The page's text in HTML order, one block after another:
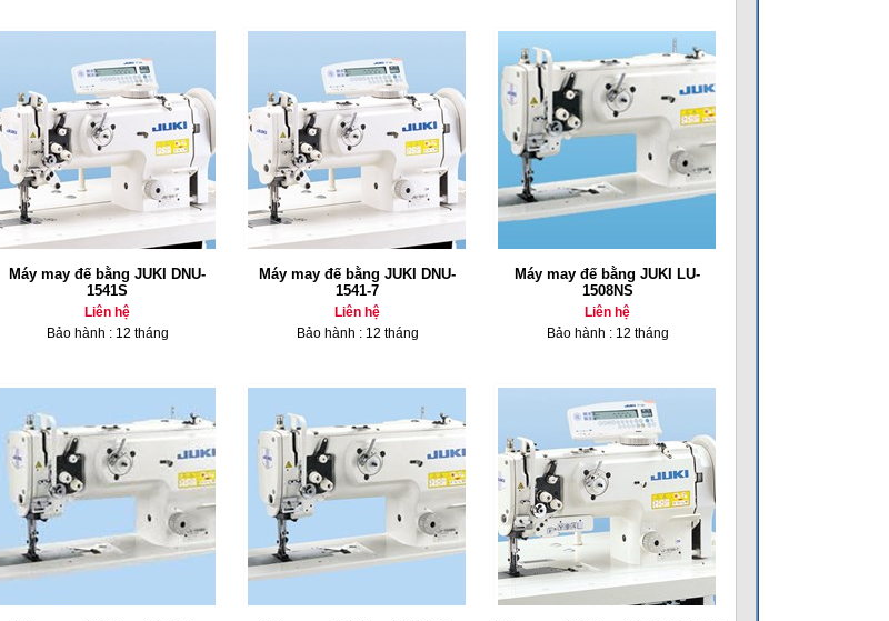
Máy may đế bằng JUKI DNU-
1541S
Liên hệ
Bảo hành : 12 tháng
Máy may đế bằng JUKI DNU-
1541-7
Liên hệ
Bảo hành : 12 tháng
Máy may đế bằng JUKI LU-
1508NS
Liên hệ
Bảo hành : 12 tháng